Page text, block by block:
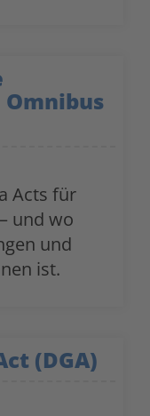
Acts für
und wo
und
ist.
(DGA)